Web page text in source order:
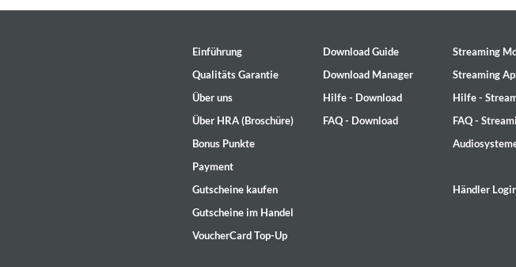
Convergence (Reference Edition)
Einführung
Qualitäts Garantie
Über uns
Über HRA (Broschüre)
Bonus Punkte
Payment
Gutscheine kaufen
Gutscheine im Handel
VoucherCard Top-Up
Download Guide
Download Manager
Hilfe - Download
FAQ - Download
Streaming
Streaming
Hilfe -
FAQ -
Händler